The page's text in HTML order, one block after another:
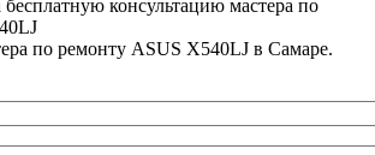
бесплатную консультацию мастера по
по ремонту ASUS X540LJ в Самаре.